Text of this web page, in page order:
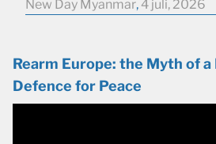
New Day Myanmar, 4 juli, 2026
Rearm Europe: the Myth of a
Defence for Peace